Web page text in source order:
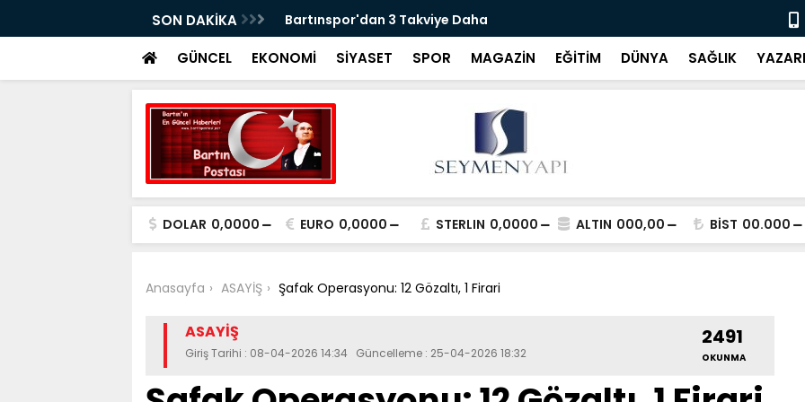
SON DAKİKA Bartınspor'dan 3 Takviye Daha Bartın
GÜNCEL EKONOMİ SİYASET SPOR MAGAZİN EĞİTİM DÜNYA SAĞLIK
DOLAR 0,0000 EURO 0,0000 STERLIN 0,0000 ALTIN 000,00 BİST 00.000
Anasayfa ASAYİŞ Şafak Operasyonu: 12 Gözaltı, 1 Firari
ASAYİŞ
Giriş Tarihi : 08-04-2026 14:34 Güncelleme : 25-04-2026 18:32
2491
OKUNMA